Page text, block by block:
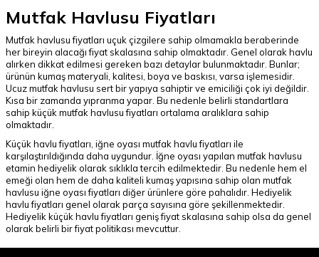
Mutfak Havlusu Fiyatları
Mutfak havlusu fiyatları uçuk çizgilere sahip olmamakla beraberinde
her bireyin alacağı fiyat skalasına sahip olmaktadır. Genel olarak havlu
alırken dikkat edilmesi gereken bazı detaylar bulunmaktadır. Bunlar;
ürünün kumaş materyali, kalitesi, boya ve baskısı, varsa işlemesidir.
Ucuz mutfak havlusu sert bir yapıya sahiptir ve emiciliği çok iyi değildir.
Kısa bir zamanda yıpranma yapar. Bu nedenle belirli standartlara
sahip küçük mutfak havlusu fiyatları ortalama aralıklara sahip
olmaktadır.
Küçük havlu fiyatları, iğne oyası mutfak havlu fiyatları ile
karşılaştırıldığında daha uygundur. İğne oyası yapılan mutfak havlusu
etamin hediyelik olarak sıklıkla tercih edilmektedir. Bu nedenle hem el
emeği olan hem de daha kaliteli kumaş yapısına sahip olan mutfak
havlusu iğne oyası fiyatları diğer ürünlere göre pahalıdır. Hediyelik
havlu fiyatları genel olarak parça sayısına göre şekillenmektedir.
Hediyelik küçük havlu fiyatları geniş fiyat skalasına sahip olsa da genel
olarak belirli bir fiyat politikası mevcuttur.